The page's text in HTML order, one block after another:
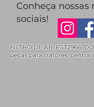
Conheça nossas
sociais!
FILTRO DE AR, P532966,
peças para tratores, central